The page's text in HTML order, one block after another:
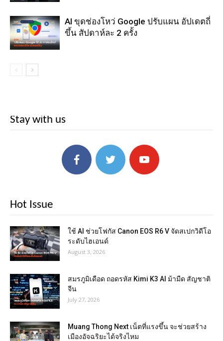
AI ขุดช่องโหว่ Google ปรับแผน อัปเดตถี่
ขึ้น สัปดาห์ละ 2 ครั้ง
Stay with us
Hot Issue
ใช้ AI ช่วยโฟกัส Canon EOS R6 V จัดสเปกวิดีโอ
ระดับไฮเอนด์
August 3, 2026
สมรภูมิเดือด ถอดรหัส Kimi K3 AI ม้ามืด สัญชาติ
จีน
July 27, 2026
Muang Thong Next เน็ตที่แรงขึ้น จะช่วยสร้าง
เมืองอัจฉริยะได้จริงไหม